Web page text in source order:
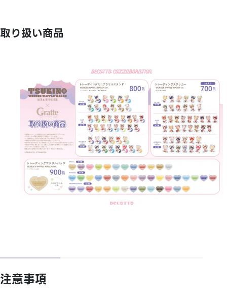
取り扱い商品
注意事項